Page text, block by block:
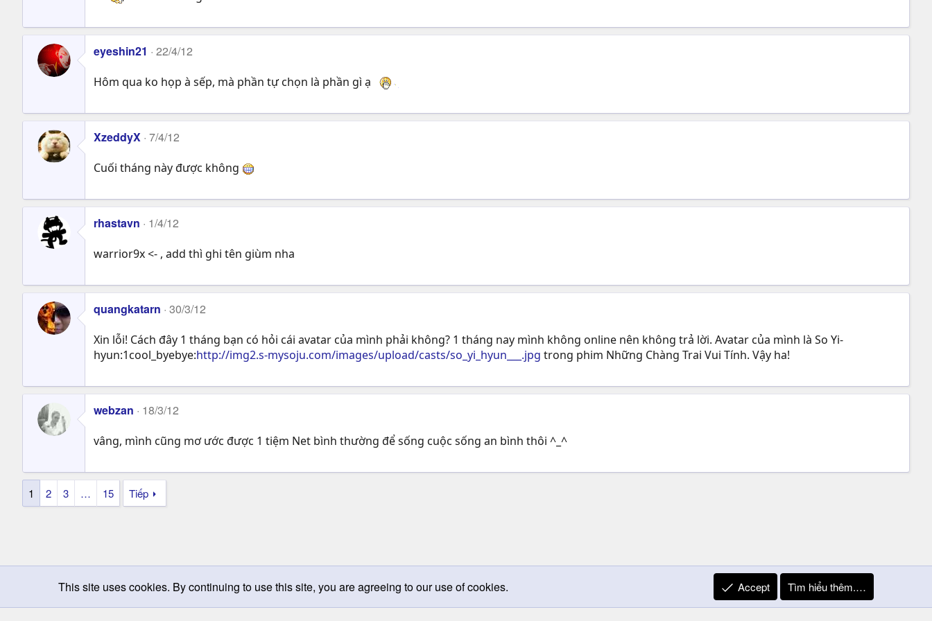
eyeshin21 22/4/12
Hôm qua ko họp à sếp, mà phần tự chọn là phần gì ạ
XzeddyX 7/4/12
Cuối tháng này được không
rhastavn 1/4/12
warrior9x <- , add thì ghi tên giùm nha
quangkatarn 30/3/12
Xin lỗi! Cách đây 1 tháng bạn có hỏi cái avatar của mình phải không? 1 tháng nay mình không online nên không trả lời. Avatar của mình là So Yi-
hyun:1cool_byebye:http://img2.s-mysoju.com/images/upload/casts/so_yi_hyun___.jpg trong phim Những Chàng Trai Vui Tính. Vậy ha!
webzan 18/3/12
vâng, mình cũng mơ ước được 1 tiệm Net bình thường để sống cuộc sống an bình thôi ^_^
1 2 3 … 15 Tiếp
Chọn giao diện Change width Quy định và Nội quy Privacy Policy Trợ giúp
S
This site uses cookies. By continuing to use this site, you are agreeing to our use of cookies. Accept Tìm hiểu thêm.…